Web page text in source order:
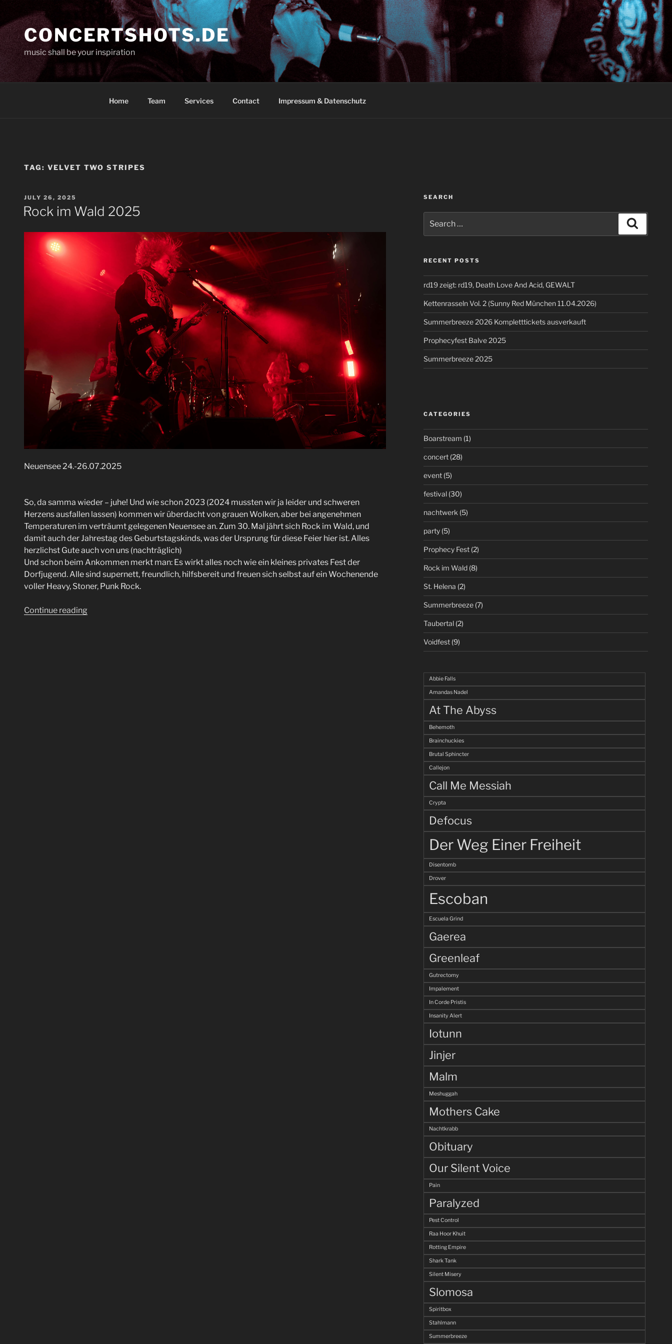
contentCONCERTSHOTS.DE
music shall be your inspiration
Home Team Services Contact Impressum & Datenschutz
TAG: VELVET TWO STRIPES
POSTED
ON
JULY 26, 2025
Rock im Wald 2025
Neuensee 24.-26.07.2025
So, da samma wieder – juhe! Und wie schon 2023 (2024 mussten wir ja leider und schweren
Herzens ausfallen lassen) kommen wir überdacht von grauen Wolken, aber bei angenehmen
Temperaturen im verträumt gelegenen Neuensee an. Zum 30. Mal jährt sich Rock im Wald, und
damit auch der Jahrestag des Geburtstagskinds, was der Ursprung für diese Feier hier ist. Alles
herzlichst Gute auch von uns (nachträglich)
Und schon beim Ankommen merkt man: Es wirkt alles noch wie ein kleines privates Fest der
Dorfjugend. Alle sind supernett, freundlich, hilfsbereit und freuen sich selbst auf ein Wochenende
voller Heavy, Stoner, Punk Rock.
Continue reading
SEARCH
for:
RECENT POSTS
rd19 zeigt: rd19, Death Love And Acid, GEWALT
Kettenrasseln Vol. 2 (Sunny Red München 11.04.2026)
Summerbreeze 2026 Kompletttickets ausverkauft
Prophecyfest Balve 2025
Summerbreeze 2025
CATEGORIES
Boarstream (1)
concert(28)
event(5)
festival(30)
nachtwerk (5)
party(5)
Prophecy Fest(2)
Rock im Wald(8)
St. Helena (2)
Summerbreeze(7)
Taubertal(2)
Voidfest(9)
Abbie Falls
Amandas Nadel
At The Abyss
Behemoth
Brainchuckies
Brutal Sphincter
Callejon
Call Me Messiah
Crypta
Defocus
Der Weg Einer Freiheit
Disentomb
Drover
Escoban
Escuela Grind
Gaerea
Greenleaf
Gutrectomy
Impalement
In Corde Pristis
Insanity Alert
Iotunn
Jinjer
Malm
Meshuggah
Mothers Cake
Nachtkrabb
Obituary
Our Silent Voice
Pain
Paralyzed
Pest Control
Raa Hoor Khuit
Rotting Empire
Shark Tank
Silent Misery
Slomosa
Spiritbox
Stahlmann
Summerbreeze